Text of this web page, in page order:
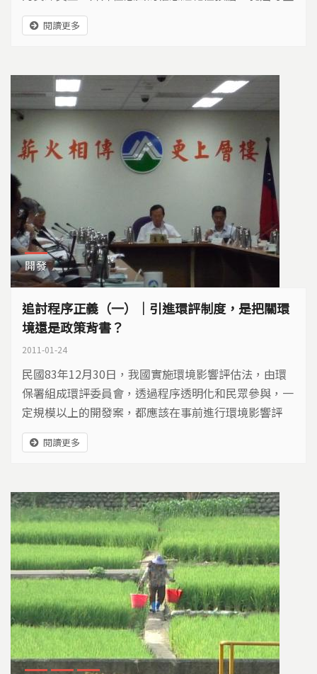
症，有四張重大傷病卡，不敢結婚。姐姐祖萍因為多囊
性卵巢症，度過好幾次早產危險後，生下一位女兒，之
想年輕時，常有月經不正常大量出血，懷疑和在RCA工
作有關。
閱讀更多
開發
追討程序正義（一）｜引進環評制度，是把關環
境還是政策背書？
2011-01-24
民國83年12月30日，我國實施環境影響評估法，由環
保署組成環評委員會，透過程序透明化和民眾參與，一
定規模以上的開發案，都應該在事前進行環境影響評
估，達到預防而且減輕環境破壞。但是從中科三期、中
科四期、蘇花改的案例來看，環評制度卻被質疑淪為政
制度的不信任。究竟環境影響評估制度出了什麼問題？
如何才能重拾民眾對制度的信心？環評制度未來又該如
何走？...
閱讀更多